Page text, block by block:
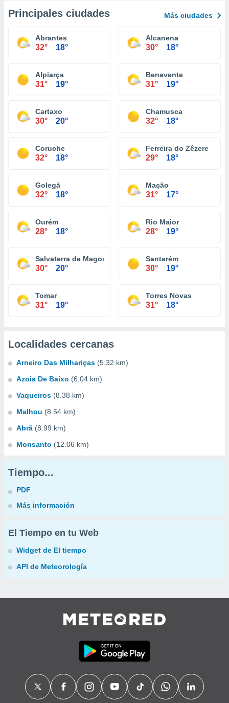
Principales ciudades Más ciudades
Abrantes
32° 18°
Alcanena
30° 18°
Alpiarça
31° 19°
Benavente
31° 19°
Cartaxo
30° 20°
Chamusca
32° 18°
Coruche
32° 18°
Ferreira do Zêzere
29° 18°
Golegã
32° 18°
Mação
31° 17°
Ourém
28° 18°
Rio Maior
28° 19°
Salvaterra de Magos
30° 20°
Santarém
30° 19°
Tomar
31° 19°
Torres Novas
31° 18°
Localidades cercanas
Arneiro Das Milhariças (5.32 km)
Azoia De Baixo (6.04 km)
Vaqueiros (8.38 km)
Malhou (8.54 km)
Abrã (8.99 km)
Monsanto (12.06 km)
Tiempo...
PDF
Más información
El Tiempo en tu Web
Widget de El tiempo
API de Meteorología